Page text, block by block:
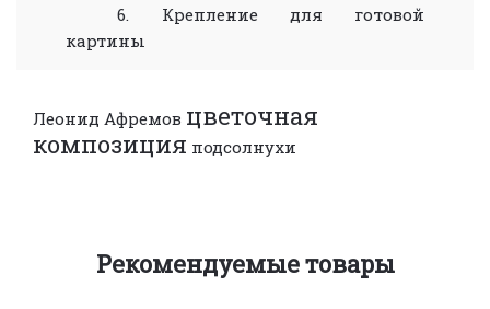
6. Крепление для готовой
картины
Леонид Афремов цветочная
композиция подсолнухи
Рекомендуемые товары